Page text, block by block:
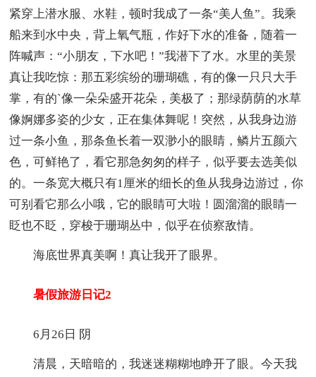
紧穿上潜水服、水鞋，顿时我成了一条“美人鱼”。我乘
船来到水中央，背上氧气瓶，作好下水的准备，随着一
阵喊声：“小朋友，下水吧！”我潜下了水。水里的美景
真让我吃惊：那五彩缤纷的珊瑚礁，有的像一只只大手
掌，有的`像一朵朵盛开花朵，美极了；那绿荫荫的水草
像婀娜多姿的少女，正在集体舞呢！突然，从我身边游
过一条小鱼，那条鱼长着一双渺小的眼睛，鳞片五颜六
色，可鲜艳了，看它那急匆匆的样子，似乎要去选美似
的。一条宽大概只有1厘米的细长的鱼从我身边游过，你
可别看它那么小哦，它的眼睛可大啦！圆溜溜的眼睛一
眨也不眨，穿梭于珊瑚丛中，似乎在侦察敌情。
海底世界真美啊！真让我开了眼界。
暑假旅游日记2
6月26日 阴
清晨，天暗暗的，我迷迷糊糊地睁开了眼。今天我